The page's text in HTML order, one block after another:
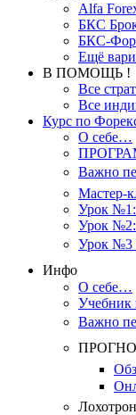
Alfa
БКС
БКС-
Ещё
В ПОМОЩЬ !
Все
Все
Курс по
О себе…
Важно
Мастер-
Урок
Урок №2:
Урок №3
Инфо
О себе…
Учебник
Важно